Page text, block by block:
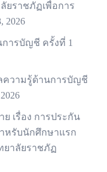
ยราชภัฏเพื่อการ
2026
ารบัญชี ครั้งที่ 1
ความรู้ด้านการบัญชี
เรื่อง การประกัน
หรับนักศึกษาแรก
ยาลัยราชภัฏ